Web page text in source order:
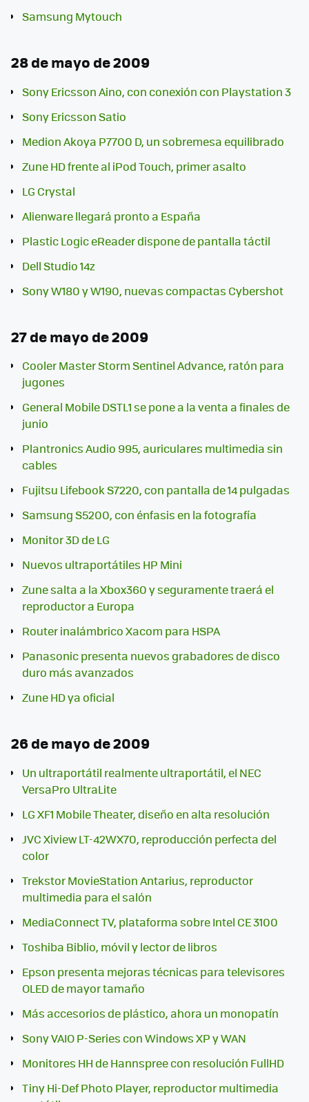
Samsung Mytouch
28 de mayo de 2009
Sony Ericsson Aino, con conexión con Playstation 3
Sony Ericsson Satio
Medion Akoya P7700 D, un sobremesa equilibrado
Zune HD frente al iPod Touch, primer asalto
LG Crystal
Alienware llegará pronto a España
Plastic Logic eReader dispone de pantalla táctil
Dell Studio 14z
Sony W180 y W190, nuevas compactas Cybershot
27 de mayo de 2009
Cooler Master Storm Sentinel Advance, ratón para
jugones
General Mobile DSTL1 se pone a la venta a finales de
junio
Plantronics Audio 995, auriculares multimedia sin
cables
Fujitsu Lifebook S7220, con pantalla de 14 pulgadas
Samsung S5200, con énfasis en la fotografía
Monitor 3D de LG
Nuevos ultraportátiles HP Mini
Zune salta a la Xbox360 y seguramente traerá el
reproductor a Europa
Router inalámbrico Xacom para HSPA
Panasonic presenta nuevos grabadores de disco
duro más avanzados
Zune HD ya oficial
26 de mayo de 2009
Un ultraportátil realmente ultraportátil, el NEC
VersaPro UltraLite
LG XF1 Mobile Theater, diseño en alta resolución
JVC Xiview LT-42WX70, reproducción perfecta del
color
Trekstor MovieStation Antarius, reproductor
multimedia para el salón
MediaConnect TV, plataforma sobre Intel CE 3100
Toshiba Biblio, móvil y lector de libros
Epson presenta mejoras técnicas para televisores
OLED de mayor tamaño
Más accesorios de plástico, ahora un monopatín
Sony VAIO P-Series con Windows XP y WAN
Monitores HH de Hannspree con resolución FullHD
Tiny Hi-Def Photo Player, reproductor multimedia